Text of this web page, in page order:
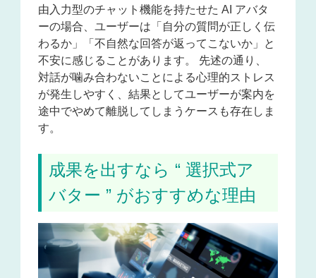
由入力型のチャット機能を持たせた AI アバタ
ーの場合、ユーザーは「自分の質問が正しく伝
わるか」「不自然な回答が返ってこないか」と
不安に感じることがあります。 先述の通り、
対話が噛み合わないことによる心理的ストレス
が発生しやすく、結果としてユーザーが案内を
途中でやめて離脱してしまうケースも存在しま
す。
成果を出すなら “ 選択式ア
バター ” がおすすめな理由